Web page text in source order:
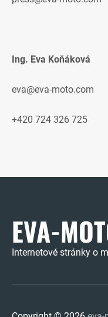
Ing. Eva Koňáková
eva@eva-moto.com
+420 724 326 725
EVA-
Internetové stránky o